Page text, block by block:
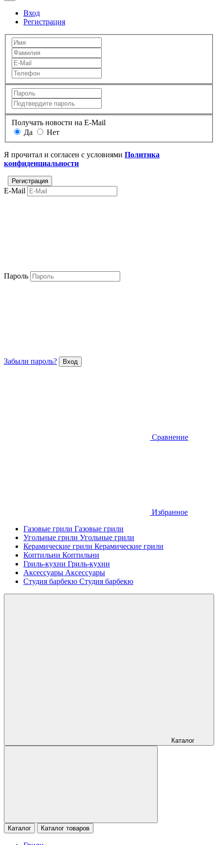
Вход
Регистрация
Получать новости на E-Mail
Да
Нет
Я прочитал и согласен с условиями Политика
конфиденциальности
E-Mail
Пароль
Забыли пароль?
Сравнение
Избранное
Газовые грили Газовые грили
Угольные грили Угольные грили
Керамические грили Керамические грили
Коптильни Коптильни
Гриль-кухни Гриль-кухни
Аксессуары Аксессуары
Студия барбекю Студия барбекю
Каталог
Каталог Каталог товаров